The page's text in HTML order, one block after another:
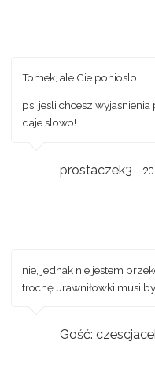
Tomek, ale Cie ponioslo……
ps. jesli chcesz
daje slowo!
prostaczek3
nie, jednak nie jestem
trochę urawniłowki musi
Gość: